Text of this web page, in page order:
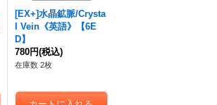
[EX+]水晶鉱脈/Crysta
l Vein《英語》【6E
D】
780円(税込)
在庫数 2枚